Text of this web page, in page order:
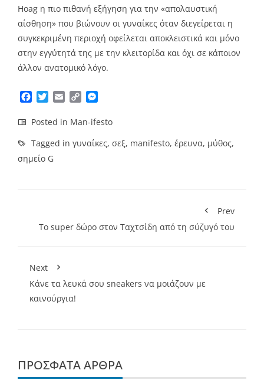
Hoag η πιο πιθανή εξήγηση για την «απολαυστική
αίσθηση» που βιώνουν οι γυναίκες όταν διεγείρεται η
συγκεκριμένη περιοχή οφείλεται αποκλειστικά και μόνο
στην εγγύτητά της με την κλειτορίδα και όχι σε κάποιον
άλλον ανατομικό λόγο.
Facebook
TwitterEmailCopy
Posted in Man-ifesto
Tagged in γυναίκες, σεξ, manifesto, έρευνα, μύθος,
σημείο G
Prev
Το super δώρο στον Ταχτσίδη από τη σύζυγό του
Next
Κάνε τα λευκά σου sneakers να μοιάζουν με
καινούργια!
ΠΡΌΣΦΑΤΑ ΆΡΘΡΑ